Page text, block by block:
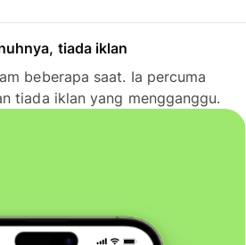
tiada iklan
beberapa saat. Ia percuma
tiada iklan yang mengganggu.